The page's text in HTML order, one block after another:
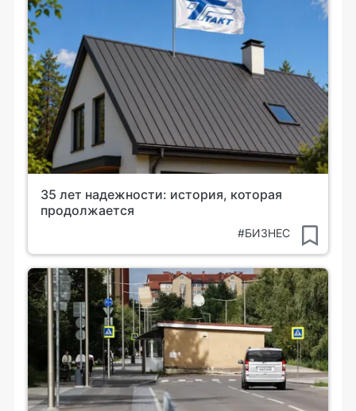
35 лет надежности: история, которая
продолжается
#БИЗНЕС